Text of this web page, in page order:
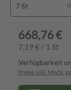
7 St
668,76 €
7,19 € / 1 St
Verfügbarkeit
Preise inkl. MwSt.